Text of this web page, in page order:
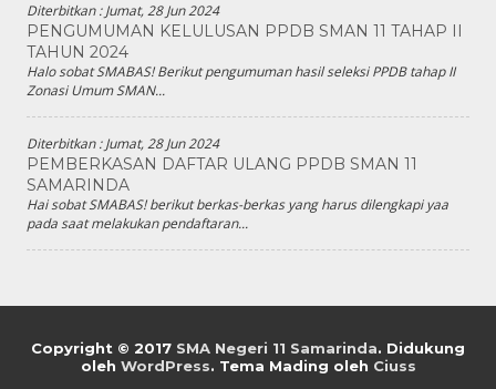
Diterbitkan :Jumat, 28 Jun 2024
PENGUMUMAN KELULUSAN PPDB SMAN 11 TAHAP II
TAHUN 2024
Halo sobat SMABAS! Berikut pengumuman hasil seleksi PPDB tahap II
Zonasi Umum SMAN...
Diterbitkan :Jumat, 28 Jun 2024
PEMBERKASAN DAFTAR ULANG PPDB SMAN 11
SAMARINDA
Hai sobat SMABAS! berikut berkas-berkas yang harus dilengkapi yaa
pada saat melakukan pendaftaran...
Copyright © 2017 SMA Negeri 11 Samarinda. Didukung
oleh WordPress. Tema Mading oleh Ciuss